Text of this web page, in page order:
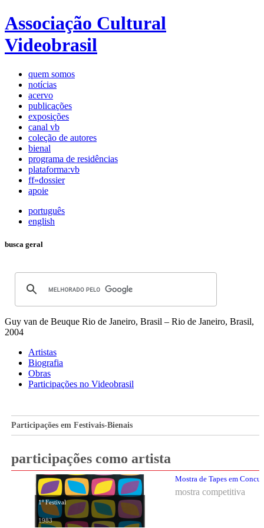
Associação Cultural
Videobrasil
quem somos
notícias
acervo
publicações
exposições
canal vb
coleção de autores
bienal
programa de residências
plataforma:vb
ff»dossier
apoie
português
english
busca geral
Guy van de Beuque Rio de Janeiro, Brasil – Rio de Janeiro, Brasil,
2004
Artistas
Biografia
Obras
Participações no Videobrasil
Participações em Festivais-Bienais
participações como artista
1º Festival
1983
Mostra de Tapes em
mostra competitiva